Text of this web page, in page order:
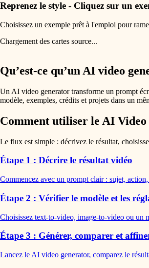
Reprenez le style - Cliquez sur un
Choisissez un exemple prêt à l'emploi pour
Chargement des cartes source...
Qu’est-ce qu’un AI video
Un AI video generator transforme un prompt
modèle, exemples, crédits et projets dans un
Comment utiliser le AI Video
Le flux est simple : décrivez le résultat,
Étape 1 : Décrire le résultat vidéo
Commencez avec un prompt clair : sujet,
Étape 2 : Vérifier le modèle et les
Choisissez text-to-video, image-to-video ou un
Étape 3 : Générer, comparer et
Lancez le AI video generator, comparez le